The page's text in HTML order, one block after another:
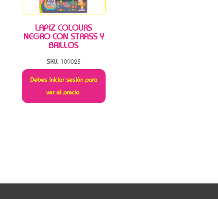
LAPIZ COLOURS
NEGRO CON STRASS Y
BRILLOS
SKU: 109025
Debes iniciar sesión para
ver el precio.